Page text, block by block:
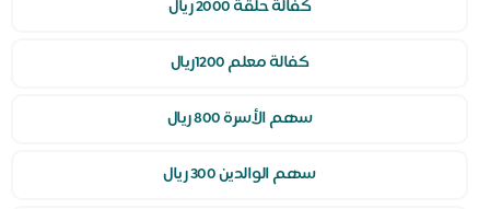
كفالة حلقة 2000 ريال
كفالة معلم 1200ريال
سهم الأسرة 800 ريال
سهم الوالدين 300 ريال